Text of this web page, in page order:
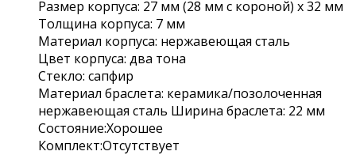
Размер корпуса: 27 мм (28 мм с короной) x 32 мм
Толщина корпуса: 7 мм
Материал корпуса: нержавеющая сталь
Цвет корпуса: два тона
Стекло: сапфир
Материал браслета: керамика/позолоченная
нержавеющая сталь Ширина браслета: 22 мм
Состояние:Хорошее
Комплект:Отсутствует